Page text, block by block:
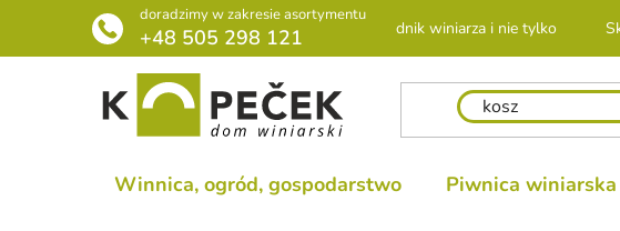
treści
doradzimy w zakresie asortymentu
+48 505 298 121 Poradnik winiarza i nie tylko
Winnica, ogród, gospodarstwo Piwnica winiarska